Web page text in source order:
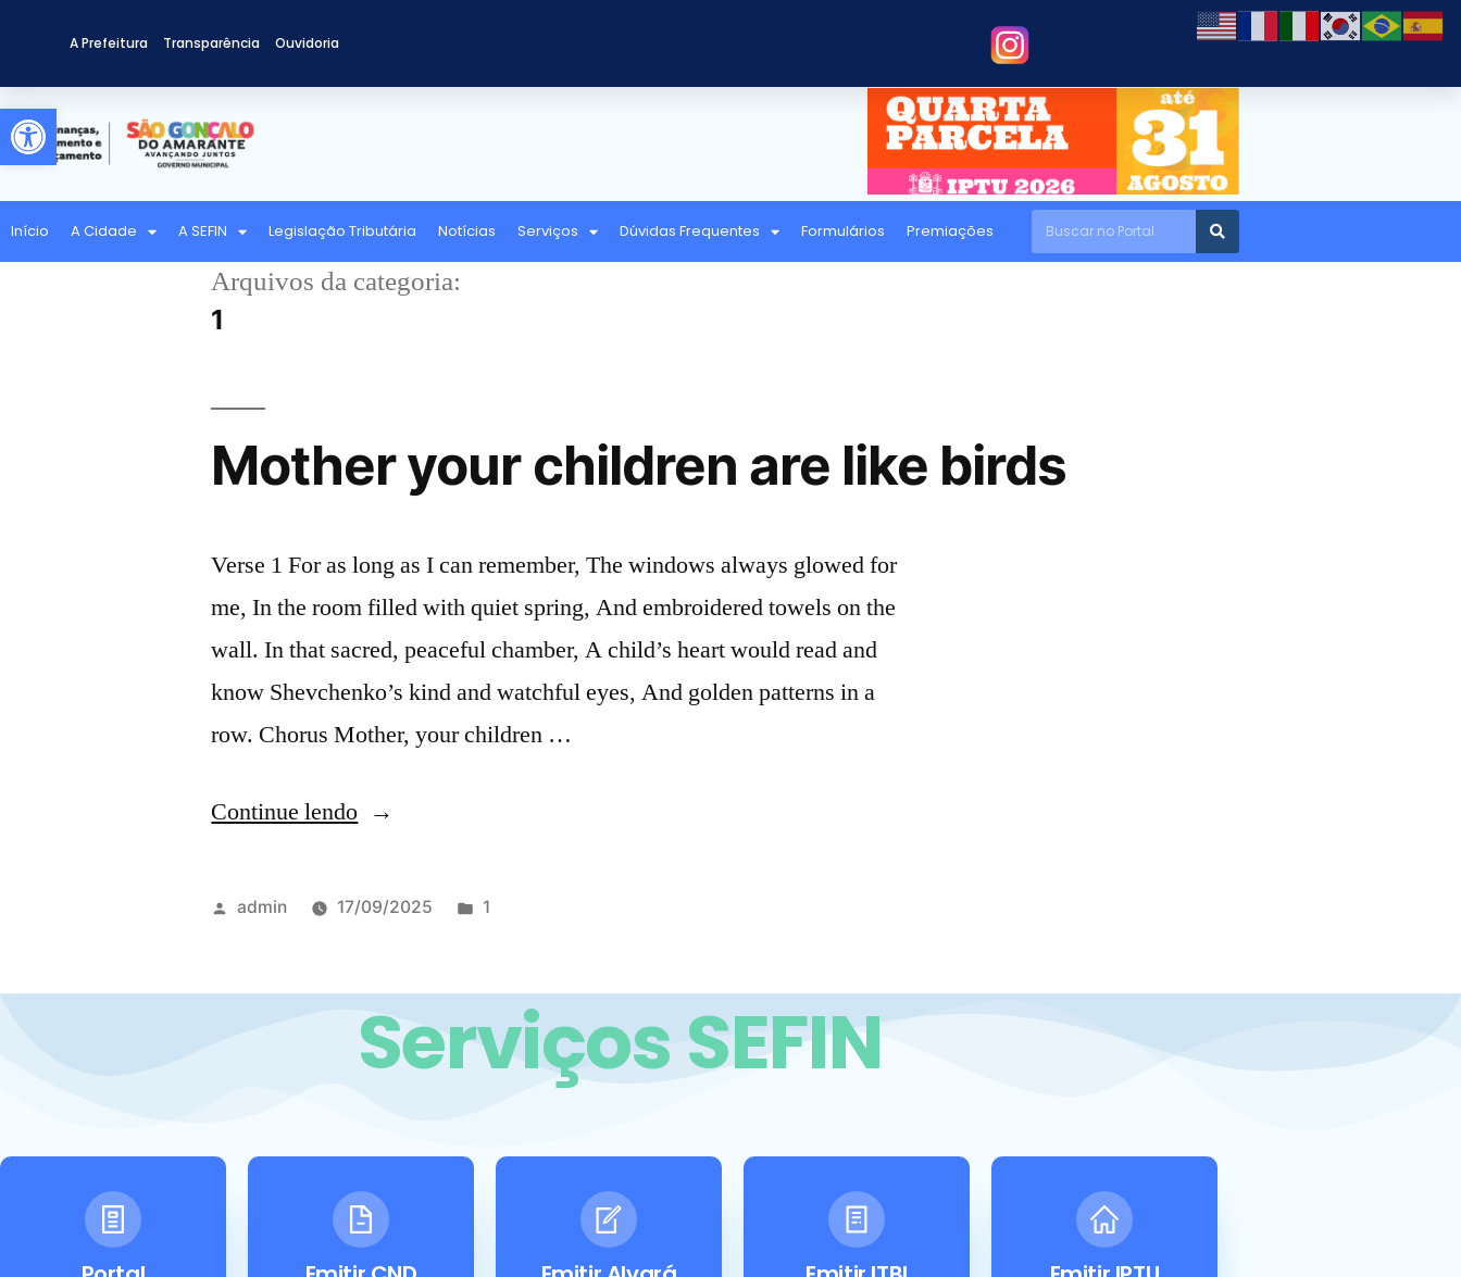
Abrir a barra de ferramentas
A Prefeitura Transparência Ouvidoria
Início A Cidade A SEFIN Legislação Tributária Notícias Serviços Dúvidas Frequentes Formulários Premiações
Arquivos da categoria:
1
Mother your children are like birds
Verse 1 For as long as I can remember, The windows always glowed for
me, In the room filled with quiet spring, And embroidered towels on the
wall. In that sacred, peaceful chamber, A child’s heart would read and
know Shevchenko’s kind and watchful eyes, And golden patterns in a
row. Chorus Mother, your children …
Continue lendo
admin 17/09/2025 1
Serviços SEFIN